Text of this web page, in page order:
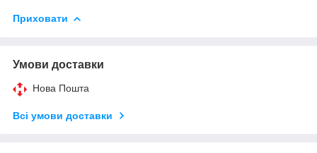
Приховати
Умови доставки
Нова Пошта
Всі умови доставки